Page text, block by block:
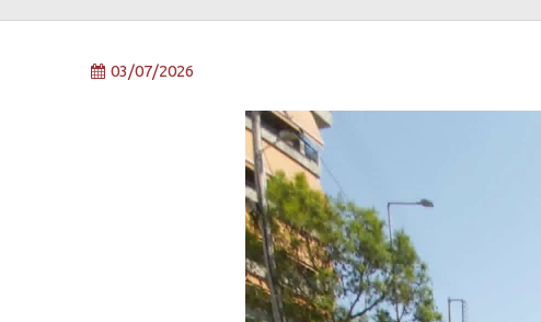
03/07/2026